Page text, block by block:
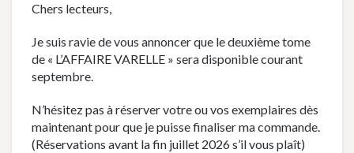
Chers lecteurs,
Je suis ravie de vous annoncer que le deuxième tome
de « L’AFFAIRE VARELLE » sera disponible courant
septembre.
N’hésitez pas à réserver votre ou vos exemplaires dès
maintenant pour que je puisse finaliser ma commande.
(Réservations avant la fin juillet 2026 s’il vous plaît)